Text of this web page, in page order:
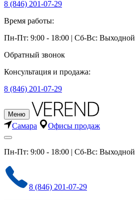
8 (846) 201-07-29
Время работы:
Пн-Пт: 9:00 - 18:00 | Сб-Вс: Выходной
Обратный звонок
Консультация и продажа:
8 (846) 201-07-29
Меню
Самара Офисы продаж
Пн-Пт: 9:00 - 18:00 | Сб-Вс: Выходной
8 (846) 201-07-29